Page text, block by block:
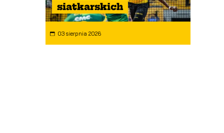
siatkarskich
03 sierpnia 2026